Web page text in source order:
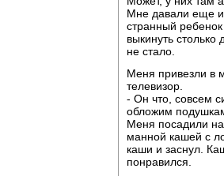
Мне давали еще и
странный
выкинуть
не стало.
Меня привезли в
телевизор.
- Он что, совсем
обложим
Меня посадили
манной кашей с
каши и заснул.
понравился.